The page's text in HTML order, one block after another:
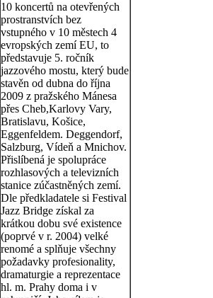
10 koncertů na otevřených
prostranstvích bez
vstupného v 10 městech 4
evropských zemí EU, to
představuje 5. ročník
jazzového mostu, který bude
stavěn od dubna do října
2009 z pražského Mánesa
přes Cheb,Karlovy Vary,
Bratislavu, Košice,
Eggenfeldem. Deggendorf,
Salzburg, Vídeň a Mnichov.
Přislíbená je spolupráce
rozhlasových a televizních
stanice zúčastněných zemí.
Dle předkladatele si Festival
Jazz Bridge získal za
krátkou dobu své existence
(poprvé v r. 2004) velké
renomé a splňuje všechny
požadavky profesionality,
dramaturgie a reprezentace
hl. m. Prahy doma i v